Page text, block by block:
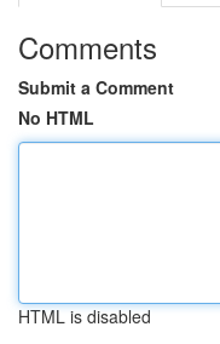
Comments
Submit a Comment
No HTML
HTML is disabled